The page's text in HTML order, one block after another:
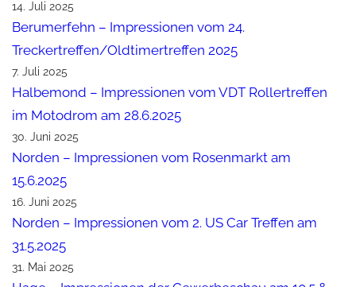
14. Juli 2025
Berumerfehn – Impressionen vom 24.
Treckertreffen/Oldtimertreffen 2025
7. Juli 2025
Halbemond – Impressionen vom VDT Rollertreffen
im Motodrom am 28.6.2025
30. Juni 2025
Norden – Impressionen vom Rosenmarkt am
15.6.2025
16. Juni 2025
Norden – Impressionen vom 2. US Car Treffen am
31.5.2025
31. Mai 2025